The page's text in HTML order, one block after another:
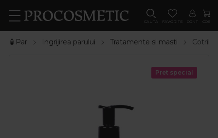
CAUTA FAVORITE CONT COS
🧴Par Ingrijirea parului Tratamente si masti Cotril
Pret special